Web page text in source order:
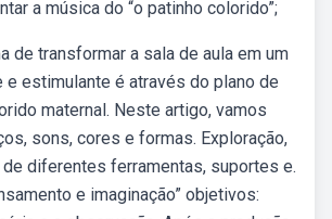
a música do “o patinho colorido”;
de transformar a sala de aula em um
e estimulante é através do plano de
maternal. Neste artigo, vamos
sons, cores e formas. Exploração,
de diferentes ferramentas, suportes e.
e imaginação” objetivos: